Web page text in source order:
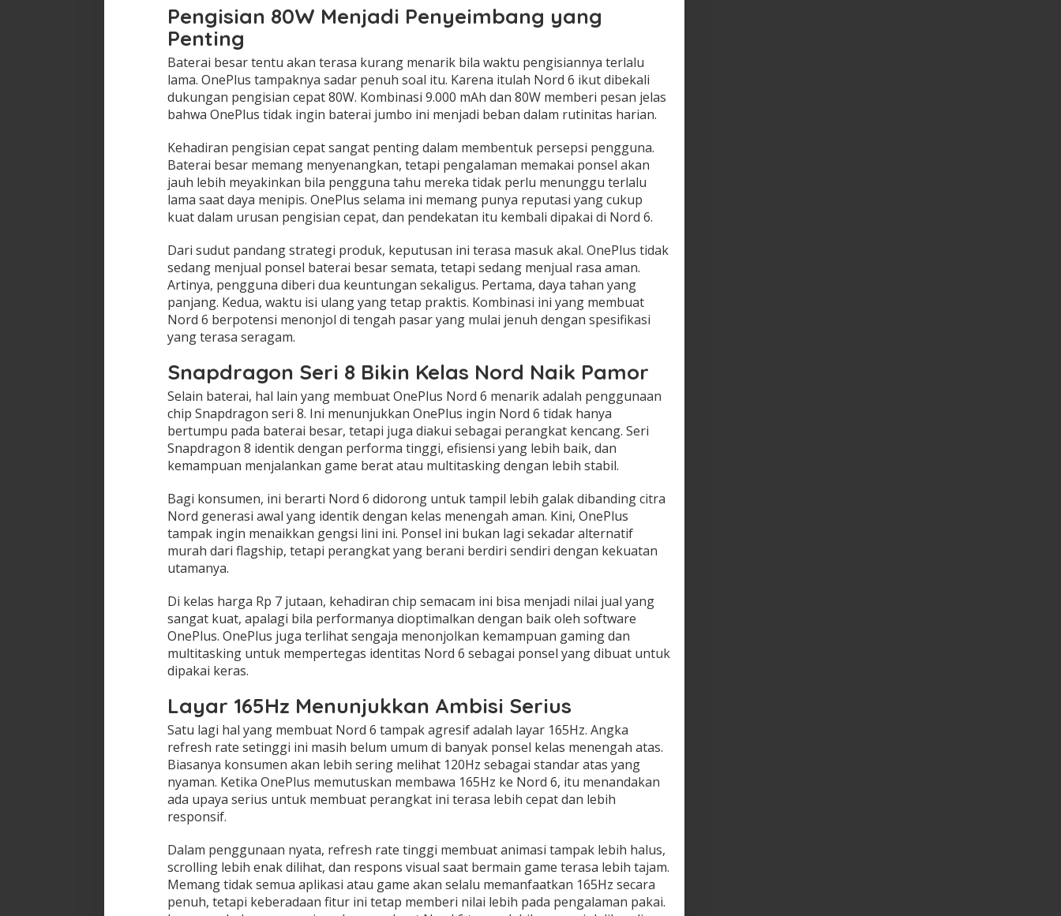
Pengisian 80W Menjadi Penyeimbang yang
Penting
Baterai besar tentu akan terasa kurang menarik bila waktu pengisiannya terlalu
lama. OnePlus tampaknya sadar penuh soal itu. Karena itulah Nord 6 ikut dibekali
dukungan pengisian cepat 80W. Kombinasi 9.000 mAh dan 80W memberi pesan jelas
bahwa OnePlus tidak ingin baterai jumbo ini menjadi beban dalam rutinitas harian.
Kehadiran pengisian cepat sangat penting dalam membentuk persepsi pengguna.
Baterai besar memang menyenangkan, tetapi pengalaman memakai ponsel akan
jauh lebih meyakinkan bila pengguna tahu mereka tidak perlu menunggu terlalu
lama saat daya menipis. OnePlus selama ini memang punya reputasi yang cukup
kuat dalam urusan pengisian cepat, dan pendekatan itu kembali dipakai di Nord 6.
Dari sudut pandang strategi produk, keputusan ini terasa masuk akal. OnePlus tidak
sedang menjual ponsel baterai besar semata, tetapi sedang menjual rasa aman.
Artinya, pengguna diberi dua keuntungan sekaligus. Pertama, daya tahan yang
panjang. Kedua, waktu isi ulang yang tetap praktis. Kombinasi ini yang membuat
Nord 6 berpotensi menonjol di tengah pasar yang mulai jenuh dengan spesifikasi
yang terasa seragam.
Snapdragon Seri 8 Bikin Kelas Nord Naik Pamor
Selain baterai, hal lain yang membuat OnePlus Nord 6 menarik adalah penggunaan
chip Snapdragon seri 8. Ini menunjukkan OnePlus ingin Nord 6 tidak hanya
bertumpu pada baterai besar, tetapi juga diakui sebagai perangkat kencang. Seri
Snapdragon 8 identik dengan performa tinggi, efisiensi yang lebih baik, dan
kemampuan menjalankan game berat atau multitasking dengan lebih stabil.
Bagi konsumen, ini berarti Nord 6 didorong untuk tampil lebih galak dibanding citra
Nord generasi awal yang identik dengan kelas menengah aman. Kini, OnePlus
tampak ingin menaikkan gengsi lini ini. Ponsel ini bukan lagi sekadar alternatif
murah dari flagship, tetapi perangkat yang berani berdiri sendiri dengan kekuatan
utamanya.
Di kelas harga Rp 7 jutaan, kehadiran chip semacam ini bisa menjadi nilai jual yang
sangat kuat, apalagi bila performanya dioptimalkan dengan baik oleh software
OnePlus. OnePlus juga terlihat sengaja menonjolkan kemampuan gaming dan
multitasking untuk mempertegas identitas Nord 6 sebagai ponsel yang dibuat untuk
dipakai keras.
Layar 165Hz Menunjukkan Ambisi Serius
Satu lagi hal yang membuat Nord 6 tampak agresif adalah layar 165Hz. Angka
refresh rate setinggi ini masih belum umum di banyak ponsel kelas menengah atas.
Biasanya konsumen akan lebih sering melihat 120Hz sebagai standar atas yang
nyaman. Ketika OnePlus memutuskan membawa 165Hz ke Nord 6, itu menandakan
ada upaya serius untuk membuat perangkat ini terasa lebih cepat dan lebih
responsif.
Dalam penggunaan nyata, refresh rate tinggi membuat animasi tampak lebih halus,
scrolling lebih enak dilihat, dan respons visual saat bermain game terasa lebih tajam.
Memang tidak semua aplikasi atau game akan selalu memanfaatkan 165Hz secara
penuh, tetapi keberadaan fitur ini tetap memberi nilai lebih pada pengalaman pakai.